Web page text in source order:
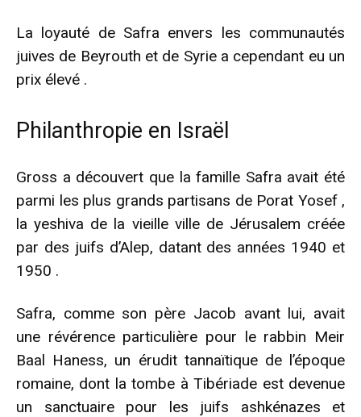
La loyauté de Safra envers les communautés
juives de Beyrouth et de Syrie a cependant eu un
prix élevé .
Philanthropie en Israël
Gross a découvert que la famille Safra avait été
parmi les plus grands partisans de Porat Yosef ,
la yeshiva de la vieille ville de Jérusalem créée
par des juifs d’Alep, datant des années 1940 et
1950 .
Safra, comme son père Jacob avant lui, avait
une révérence particulière pour le rabbin Meir
Baal Haness, un érudit tannaïtique de l’époque
romaine, dont la tombe à Tibériade est devenue
un sanctuaire pour les juifs ashkénazes et